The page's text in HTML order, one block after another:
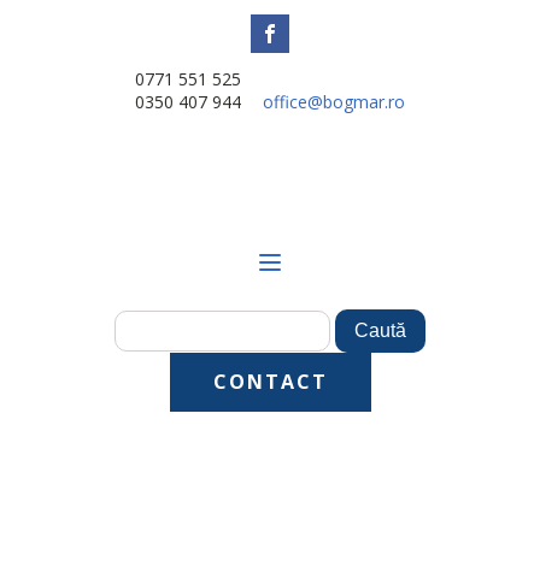
0771 551 525
0350 407 944
office@bogmar.ro
CONTACT